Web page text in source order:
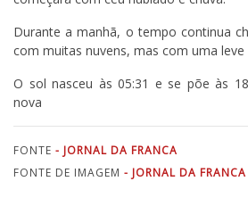
Durante a manhã, o tempo continua
com muitas nuvens, mas com uma
O sol nasceu às 05:31 e se põe às
nova
FONTE - JORNAL DA FRANCA
FONTE DE IMAGEM - JORNAL DA FRANCA